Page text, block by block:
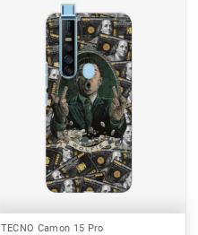
TECNO Camon 15 Pro